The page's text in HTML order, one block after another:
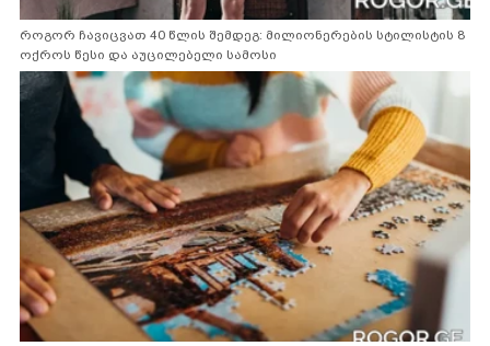
როგორ ჩავიცვათ 40 წლის შემდეგ: მილიონერების სტილისტის 8
ოქროს წესი და აუცილებელი სამოსი